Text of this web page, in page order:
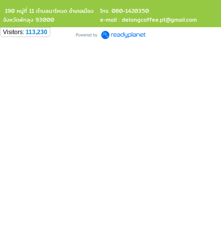
190 หมู่ที่ 11 ตำบลนาโหนด อำเภอเมือง
จังหวัดพัทลุง 93000
โทร. 080-1420350
e-mail : delongcoffee.pt@gmail.com
Visitors: 113,230